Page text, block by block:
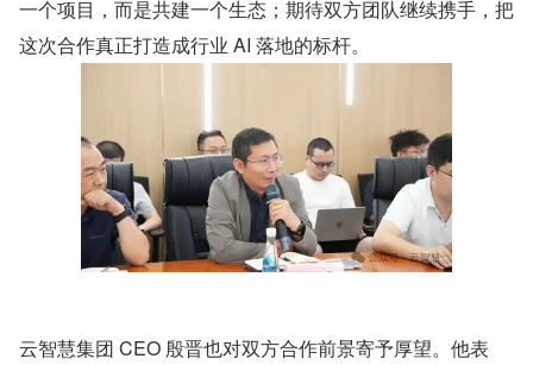
一个项目，而是共建一个生态；期待双方团队继续携手，把
这次合作真正打造成行业 AI 落地的标杆。
云智慧集团 CEO 殷晋也对双方合作前景寄予厚望。他表